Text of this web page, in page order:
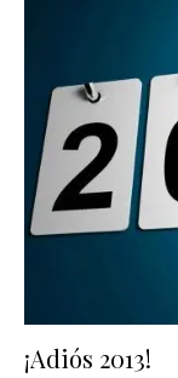
¡Adiós 2013!